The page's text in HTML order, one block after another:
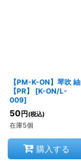
【PM-K-ON】琴吹 紬
【PR】
[K-ON/L-
009]
50 円 (税込)
在庫5個
購入する